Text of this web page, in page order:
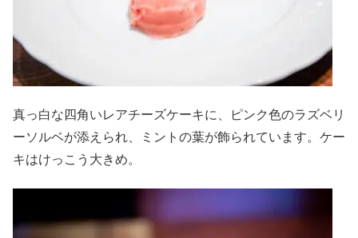
真っ白な四角いレアチーズケーキに、ピンク色のラズベリ
ーソルベが添えられ、ミントの葉が飾られています。ケー
キはけっこう大きめ。